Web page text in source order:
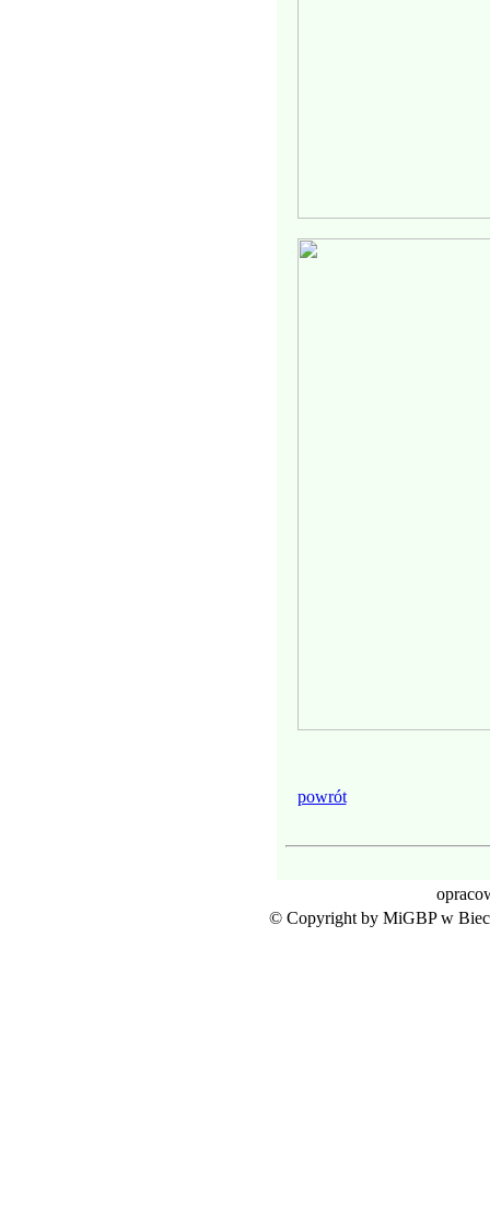
powrót
© Copyright by MiGBP w